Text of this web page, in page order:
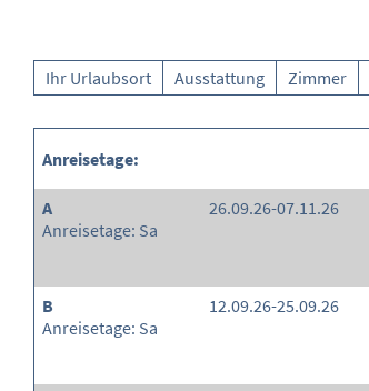
Ihr Urlaubsort Ausstattung Zimmer
Anreisetage:
A
Anreisetage: Sa
26.09.26-07.11.26
B
Anreisetage: Sa
12.09.26-25.09.26